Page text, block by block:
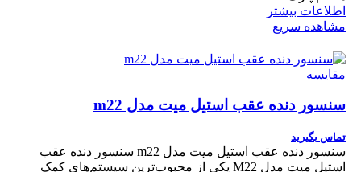
اطلاعات بیشتر
مشاهده سریع
مقایسه
سنسور دنده عقب استیل میت مدل m22
تماس بگیرید
سنسور دنده عقب استیل میت مدل m22 سنسور دنده عقب
استیل میت مدل M22 یکی از محبوب‌ترین سیستم‌های کمک